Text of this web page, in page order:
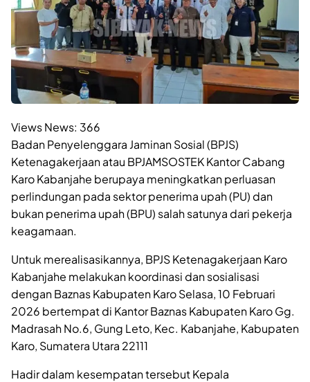
Views News: 366
Badan Penyelenggara Jaminan Sosial (BPJS)
Ketenagakerjaan atau BPJAMSOSTEK Kantor Cabang
Karo Kabanjahe berupaya meningkatkan perluasan
perlindungan pada sektor penerima upah (PU) dan
bukan penerima upah (BPU) salah satunya dari pekerja
keagamaan.
Untuk merealisasikannya, BPJS Ketenagakerjaan Karo
Kabanjahe melakukan koordinasi dan sosialisasi
dengan Baznas Kabupaten Karo Selasa, 10 Februari
2026 bertempat di Kantor Baznas Kabupaten Karo Gg.
Madrasah No.6, Gung Leto, Kec. Kabanjahe, Kabupaten
Karo, Sumatera Utara 22111
Hadir dalam kesempatan tersebut Kepala